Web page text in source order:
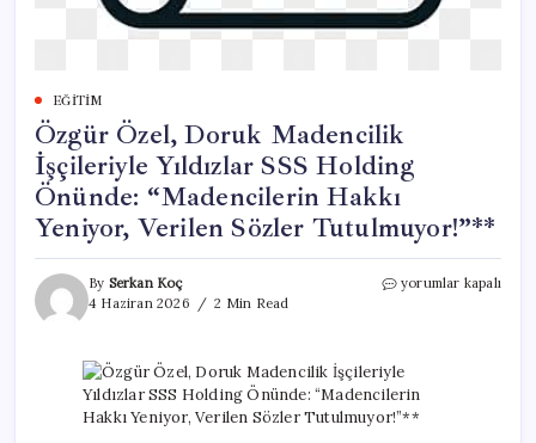
EĞITIM
Özgür Özel, Doruk Madencilik
İşçileriyle Yıldızlar SSS Holding
Önünde: “Madencilerin Hakkı
Yeniyor, Verilen Sözler Tutulmuyor!”**
By Serkan Koç
4 Haziran 2026
2 Min Read
Özgür
Yıldızlar
SSS
Holding
yorumlar kapalı